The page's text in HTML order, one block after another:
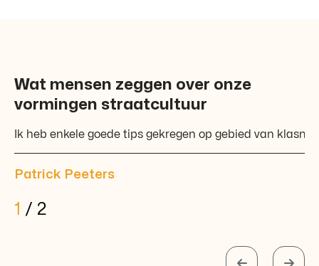
Wat mensen zeggen over onze
vormingen straatcultuur
Ik heb enkele goede tips gekregen op gebied van
Patrick Peeters
1 / 2